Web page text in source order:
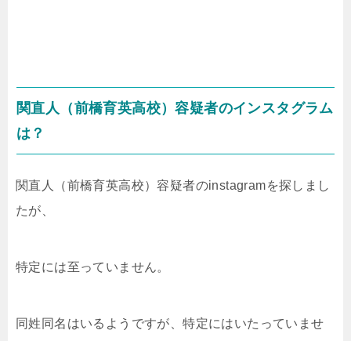
関直人（前橋育英高校）容疑者のインスタグラム
は？
関直人（前橋育英高校）容疑者のinstagramを探しまし
たが、
特定には至っていません。
同姓同名はいるようですが、特定にはいたっていませ